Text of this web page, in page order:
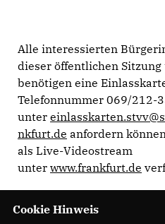
Alle interessierten
dieser öffentlichen
benötigen eine
Telefonnummer 069/212-
unter
nkfurt.de anfordern
als Live-Videostream
unter www.frankfurt.de
Cookie Hinweis